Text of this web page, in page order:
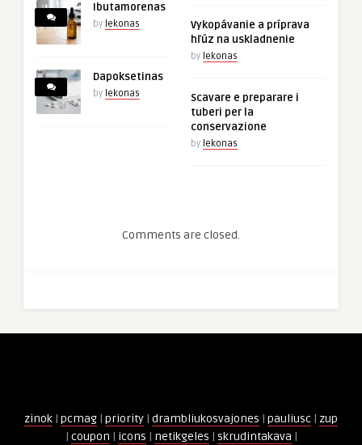
Ibutamorenas
by lekonas
Dapoksetinas
by lekonas
Vykopávanie a príprava
hľúz na uskladnenie
by lekonas
Scavare e preparare i
tuberi per la
conservazione
by lekonas
Comments are closed.
zinok | pcmag | priority | drambliukosvajones | pauliusc | zup
| coupon | icons | netikgeles | skrudintakava |